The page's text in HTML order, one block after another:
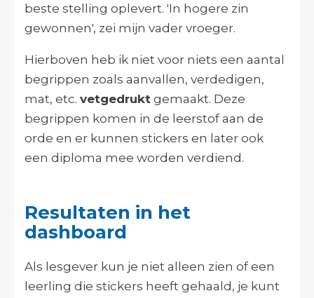
beste stelling oplevert. 'In hogere zin
gewonnen', zei mijn vader vroeger.
Hierboven heb ik niet voor niets een aantal
begrippen zoals aanvallen, verdedigen,
mat, etc. vetgedrukt gemaakt. Deze
begrippen komen in de leerstof aan de
orde en er kunnen stickers en later ook
een diploma mee worden verdiend.
Resultaten in het
dashboard
Als lesgever kun je niet alleen zien of een
leerling die stickers heeft gehaald, je kunt